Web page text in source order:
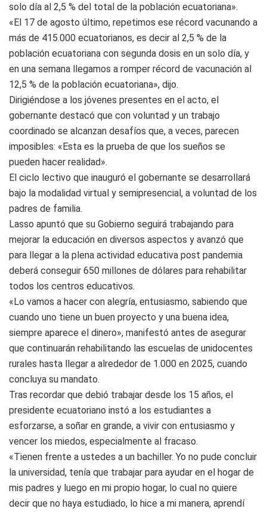
solo día al 2,5 % del total de la población ecuatoriana».
«El 17 de agosto último, repetimos ese récord vacunando a
más de 415.000 ecuatorianos, es decir al 2,5 % de la
población ecuatoriana con segunda dosis en un solo día, y
en una semana llegamos a romper récord de vacunación al
12,5 % de la población ecuatoriana», dijo.
Dirigiéndose a los jóvenes presentes en el acto, el
gobernante destacó que con voluntad y un trabajo
coordinado se alcanzan desafíos que, a veces, parecen
imposibles: «Esta es la prueba de que los sueños se
pueden hacer realidad».
El ciclo lectivo que inauguró el gobernante se desarrollará
bajo la modalidad virtual y semipresencial, a voluntad de los
padres de familia.
Lasso apuntó que su Gobierno seguirá trabajando para
mejorar la educación en diversos aspectos y avanzó que
para llegar a la plena actividad educativa post pandemia
deberá conseguir 650 millones de dólares para rehabilitar
todos los centros educativos.
«Lo vamos a hacer con alegría, entusiasmo, sabiendo que
cuando uno tiene un buen proyecto y una buena idea,
siempre aparece el dinero», manifestó antes de asegurar
que continuarán rehabilitando las escuelas de unidocentes
rurales hasta llegar a alrededor de 1.000 en 2025, cuando
concluya su mandato.
Tras recordar que debió trabajar desde los 15 años, el
presidente ecuatoriano instó a los estudiantes a
esforzarse, a soñar en grande, a vivir con entusiasmo y
vencer los miedos, especialmente al fracaso.
«Tienen frente a ustedes a un bachiller. Yo no pude concluir
la universidad, tenía que trabajar para ayudar en el hogar de
mis padres y luego en mi propio hogar, lo cual no quiere
decir que no haya estudiado, lo hice a mi manera, aprendí